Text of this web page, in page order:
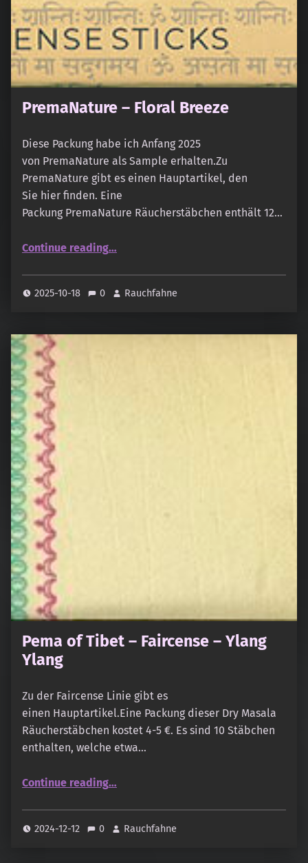
PremaNature – Floral Breeze
Diese Packung habe ich Anfang 2025
von PremaNature als Sample erhalten.Zu
PremaNature gibt es einen Hauptartikel, den
Sie hier finden. Eine
Packung PremaNature Räucherstäbchen enthält 12…
Continue reading…
2025-10-18 0 Rauchfahne
Pema of Tibet – Faircense – Ylang
Ylang
Zu der Faircense Linie gibt es
einen Hauptartikel.Eine Packung dieser Dry Masala
Räucherstäbchen kostet 4-5 €. Es sind 10 Stäbchen
enthalten, welche etwa…
Continue reading“Pema of Tibet – Faircense – Ylang Ylang”
…
2024-12-12 0 Rauchfahne